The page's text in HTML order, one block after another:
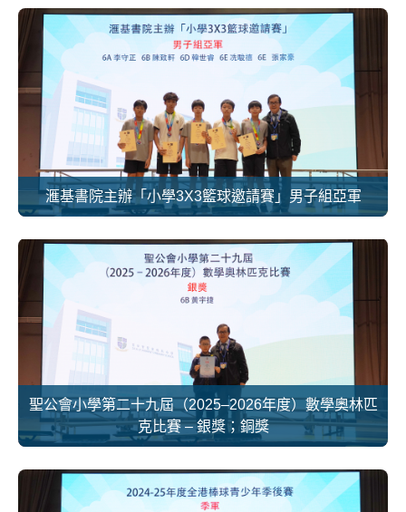
滙基書院主辦「小學3X3籃球邀請賽」男子組亞軍
聖公會小學第二十九屆（2025–2026年度）數學奧林匹
克比賽 – 銀獎；銅獎